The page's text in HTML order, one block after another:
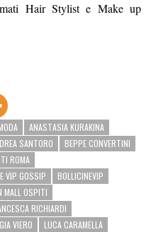
Hair Stylist e Make up
ANASTASIA KURAKINA
SANTORO
BEPPE CONVERTINI
ROMA
VIP GOSSIP
BOLLICINEVIP
MALL OSPITI
RICHIARDI
VIERO
LUCA CARAMELLA